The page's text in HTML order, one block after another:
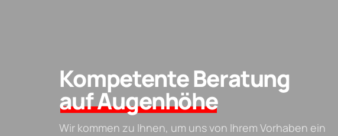
Kompetente Beratung
auf Augenhöhe
Wir kommen zu Ihnen, um uns von Ihrem Vorhaben ein